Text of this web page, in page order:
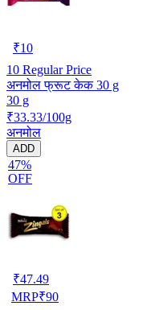
₹10
10 Regular Price
अनमोल फ्रूट केक 30 g
30 g
₹33.33/100g
अनमोल
ADD
47%
OFF
₹47.49
MRP₹90